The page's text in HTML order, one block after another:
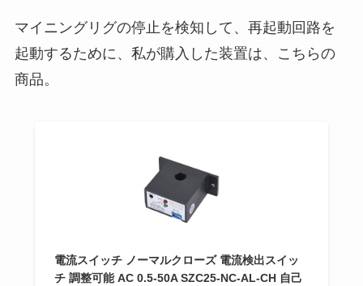
マイニングリグの停止を検知して、再起動回路を
起動するために、私が購入した装置は、こちらの
商品。
電流スイッチ ノーマルクローズ 電流検出スイッ
チ 調整可能 AC 0.5-50A SZC25-NC-AL-CH 自己